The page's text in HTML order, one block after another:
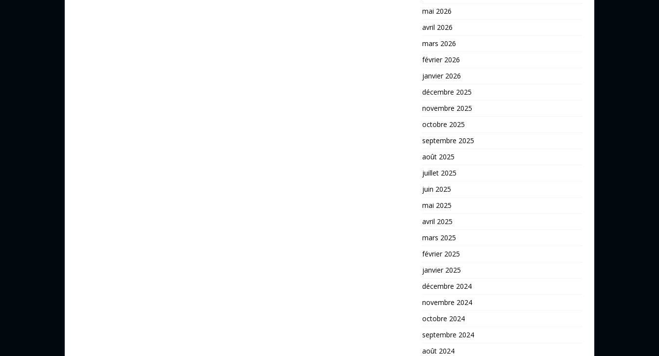
mai 2026
avril 2026
mars 2026
février 2026
janvier 2026
décembre 2025
novembre 2025
octobre 2025
septembre 2025
août 2025
juillet 2025
juin 2025
mai 2025
avril 2025
mars 2025
février 2025
janvier 2025
décembre 2024
novembre 2024
octobre 2024
septembre 2024
août 2024